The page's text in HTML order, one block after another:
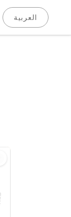
العربية